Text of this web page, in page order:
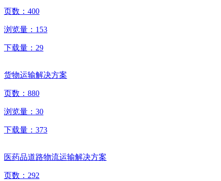
页数： 400
浏览量： 153
下载量： 29
货物运输解决方案
页数： 880
浏览量： 30
下载量： 373
医药品道路物流运输解决方案
页数： 292